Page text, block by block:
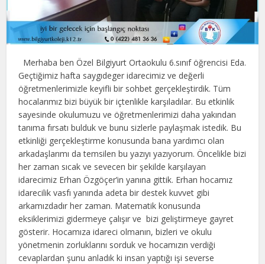
Merhaba ben Özel Bilgiyurt Ortaokulu 6.sınıf öğrencisi Eda.
Geçtiğimiz hafta saygıdeger idarecimiz ve değerli
öğretmenlerimizle keyifli bir sohbet gerçekleştirdik. Tüm
hocalarımız bizi büyük bir içtenlikle karşıladılar. Bu etkinlik
sayesinde okulumuzu ve öğretmenlerimizi daha yakından
tanıma fırsatı bulduk ve bunu sizlerle paylaşmak istedik. Bu
etkinliği gerçekleştirme konusunda bana yardımcı olan
arkadaşlarımı da temsilen bu yazıyı yazıyorum. Öncelikle bizi
her zaman sıcak ve sevecen bir şekilde karşılayan
idarecimiz Erhan Özgöçer’in yanına gittik. Erhan hocamız
idarecilik vasfı yanında adeta bir destek kuvvet gibi
arkamızdadır her zaman. Matematik konusunda
eksiklerimizi gidermeye çalışır ve bizi geliştirmeye gayret
gösterir. Hocamıza idareci olmanın, bizleri ve okulu
yönetmenin zorluklarını sorduk ve hocamızın verdiği
cevaplardan şunu anladık ki insan yaptığı işi severse